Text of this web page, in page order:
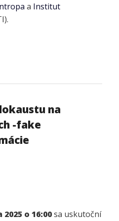
a Institut
na
-fake
o 16:00sa uskutoční